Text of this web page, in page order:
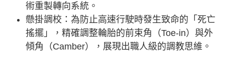
術重製轉向系統。
懸掛調校：為防止高速行駛時發生致命的「死亡
搖擺」，精確調整輪胎的前束角（Toe-in）與外
傾角（Camber），展現出職人級的調教思維。